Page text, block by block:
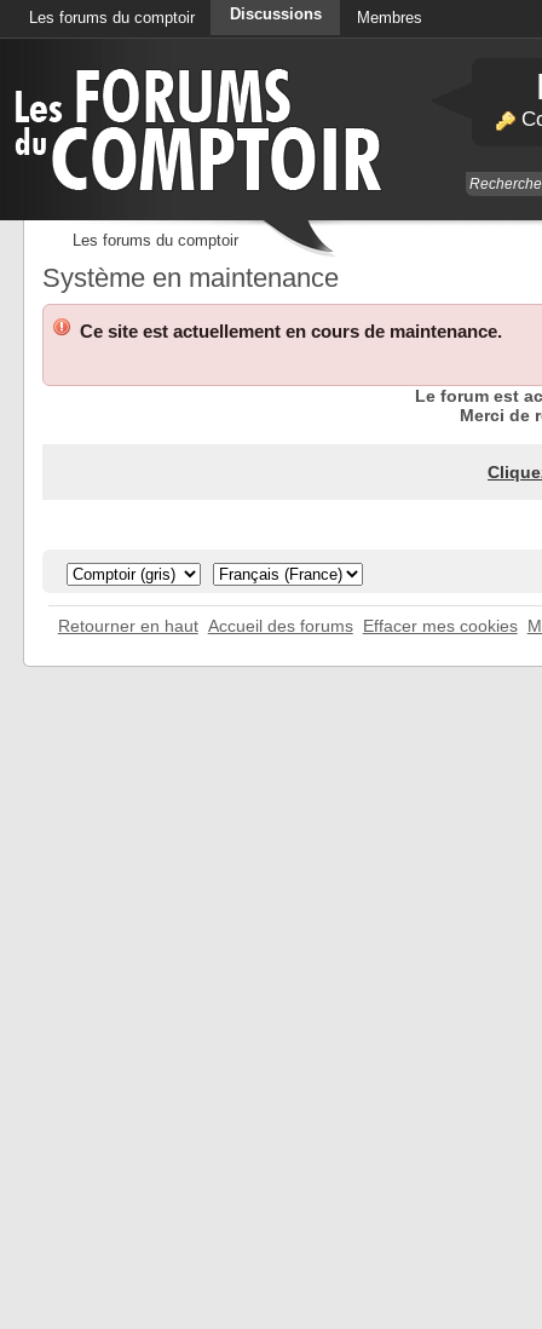
Les forums du comptoir Discussions Membres
Les forums du comptoir
Système en maintenance
Ce site est actuellement en cours de maintenance.
Le forum est
Merci de
Retourner en haut Accueil des forums Effacer mes cookies